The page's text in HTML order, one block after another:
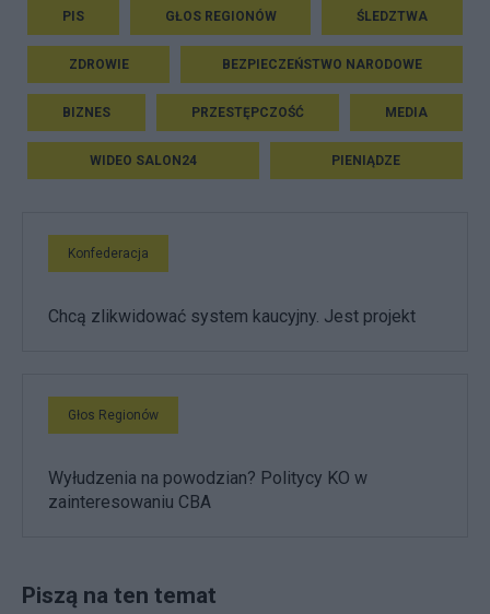
PIS GŁOS REGIONÓW ŚLEDZTWA
ZDROWIE BEZPIECZEŃSTWO NARODOWE
BIZNES PRZESTĘPCZOŚĆ MEDIA
WIDEO SALON24 PIENIĄDZE
Konfederacja
Chcą zlikwidować system kaucyjny. Jest projekt
Głos Regionów
Wyłudzenia na powodzian? Politycy KO w
zainteresowaniu CBA
Piszą na ten temat